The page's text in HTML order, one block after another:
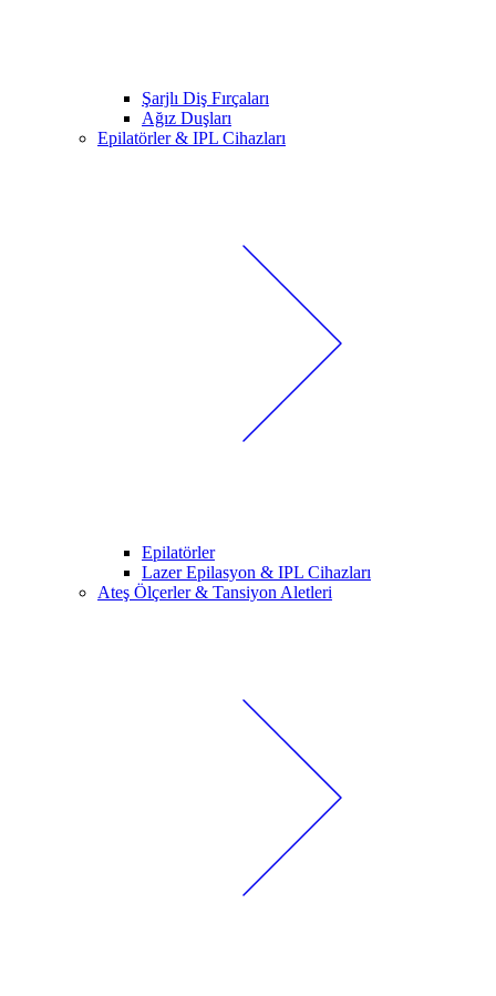
Şarjlı Diş Fırçaları
Ağız Duşları
Epilatörler & IPL Cihazları
Epilatörler
Lazer Epilasyon & IPL Cihazları
Ateş Ölçerler & Tansiyon Aletleri